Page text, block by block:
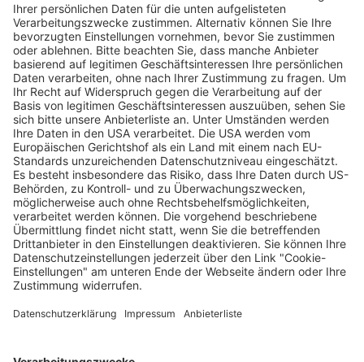
Verkaufsstellen vor
Ort